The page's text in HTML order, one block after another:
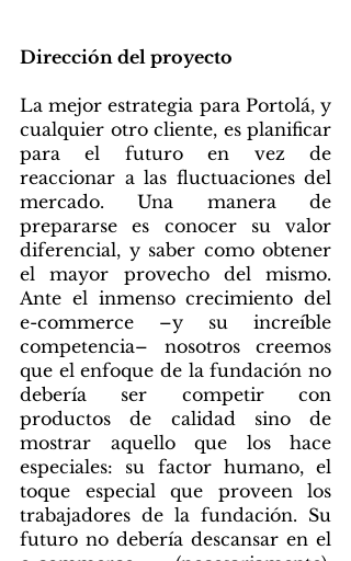
Dirección del proyecto
La mejor estrategia para Portolá, y
cualquier otro cliente, es planificar
para el futuro en vez de
reaccionar a las fluctuaciones del
mercado. Una manera de
prepararse es conocer su valor
diferencial, y saber como obtener
el mayor provecho del mismo.
Ante el inmenso crecimiento del
e-commerce –y su increíble
competencia– nosotros creemos
que el enfoque de la fundación no
debería ser competir con
productos de calidad sino de
mostrar aquello que los hace
especiales: su factor humano, el
toque especial que proveen los
trabajadores de la fundación. Su
futuro no debería descansar en el